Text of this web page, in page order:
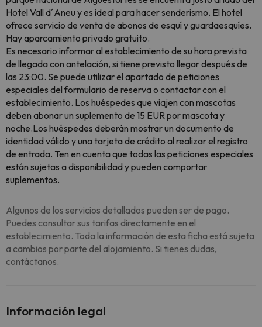
Hotel Vall d´Aneu y es ideal para hacer senderismo. El hotel
ofrece servicio de venta de abonos de esquí y guardaesquíes.
Hay aparcamiento privado gratuito.
Es necesario informar al establecimiento de su hora prevista
de llegada con antelación, si tiene previsto llegar después de
las 23:00. Se puede utilizar el apartado de peticiones
especiales del formulario de reserva o contactar con el
establecimiento. Los huéspedes que viajen con mascotas
deben abonar un suplemento de 15 EUR por mascota y
noche.Los huéspedes deberán mostrar un documento de
identidad válido y una tarjeta de crédito al realizar el registro
de entrada. Ten en cuenta que todas las peticiones especiales
están sujetas a disponibilidad y pueden comportar
suplementos.
Algunos de los servicios detallados pueden ser de pago.
Puedes consultar sus tarifas directamente en el
establecimiento. Toda la información de esta ficha está sujeta
a cambios por parte del alojamiento. Si tienes dudas,
contáctanos.
Información legal